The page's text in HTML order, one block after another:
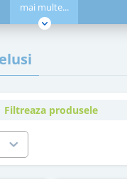
mai multe...
Filtreaza produsele